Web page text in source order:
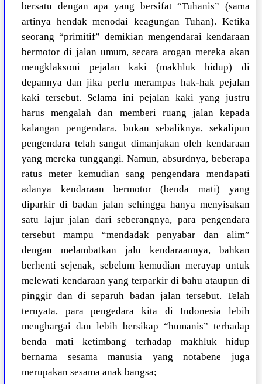
bersatu dengan apa yang bersifat “Tuhanis” (sama
artinya hendak menodai keagungan Tuhan). Ketika
seorang “primitif” demikian mengendarai kendaraan
bermotor di jalan umum, secara arogan mereka akan
mengklaksoni pejalan kaki (makhluk hidup) di
depannya dan jika perlu merampas hak-hak pejalan
kaki tersebut. Selama ini pejalan kaki yang justru
harus mengalah dan memberi ruang jalan kepada
kalangan pengendara, bukan sebaliknya, sekalipun
pengendara telah sangat dimanjakan oleh kendaraan
yang mereka tunggangi. Namun, absurdnya, beberapa
ratus meter kemudian sang pengendara mendapati
adanya kendaraan bermotor (benda mati) yang
diparkir di badan jalan sehingga hanya menyisakan
satu lajur jalan dari seberangnya, para pengendara
tersebut mampu “mendadak penyabar dan alim”
dengan melambatkan jalu kendaraannya, bahkan
berhenti sejenak, sebelum kemudian merayap untuk
melewati kendaraan yang terparkir di bahu ataupun di
pinggir dan di separuh badan jalan tersebut. Telah
ternyata, para pengedara kita di Indonesia lebih
menghargai dan lebih bersikap “humanis” terhadap
benda mati ketimbang terhadap makhluk hidup
bernama sesama manusia yang notabene juga
merupakan sesama anak bangsa;